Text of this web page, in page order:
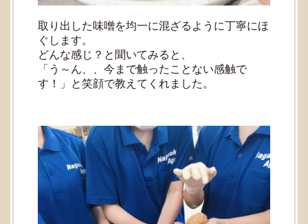
取り出した味噌を均一に混ざるように丁寧にほ
ぐします。
どんな感じ？と聞いてみると、
「う～ん、、今まで触ったことない感触で
す！」と笑顔で教えてくれました。